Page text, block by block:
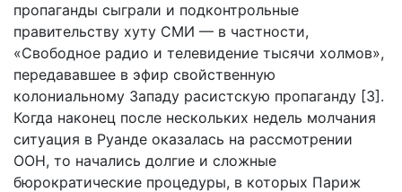
пропаганды сыграли и подконтрольные
правительству хуту СМИ — в частности,
«Свободное радио и телевидение тысячи холмов»,
передававшее в эфир свойственную
колониальному Западу расистскую пропаганду [3].
Когда наконец после нескольких недель молчания
ситуация в Руанде оказалась на рассмотрении
ООН, то начались долгие и сложные
бюрократические процедуры, в которых Париж